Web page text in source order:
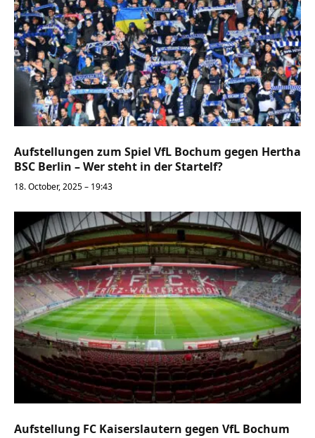
Aufstellungen zum Spiel VfL Bochum gegen Hertha
BSC Berlin – Wer steht in der Startelf?
18. October, 2025 – 19:43
Aufstellung FC Kaiserslautern gegen VfL Bochum